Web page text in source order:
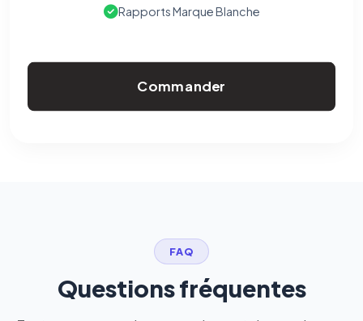
Rapports Marque Blanche
Commander
FAQ
Questions fréquentes